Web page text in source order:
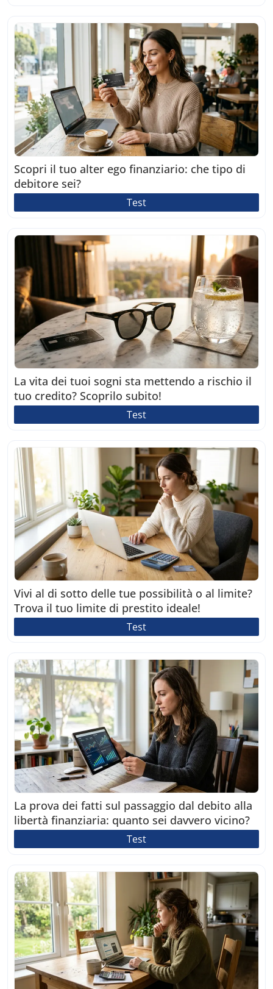
Scopri il tuo alter ego finanziario: che tipo di
debitore sei?
Test
La vita dei tuoi sogni sta mettendo a rischio il
tuo credito? Scoprilo subito!
Test
Vivi al di sotto delle tue possibilità o al limite?
Trova il tuo limite di prestito ideale!
Test
La prova dei fatti sul passaggio dal debito alla
libertà finanziaria: quanto sei davvero vicino?
Test